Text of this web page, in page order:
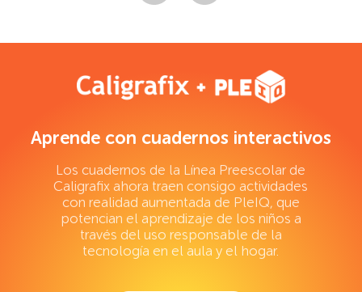
Aprende con cuadernos interactivos
Los cuadernos de la Línea Preescolar de
Caligrafix ahora traen consigo actividades
con realidad aumentada de PleIQ, que
potencian el aprendizaje de los niños a
través del uso responsable de la
tecnología en el aula y el hogar.